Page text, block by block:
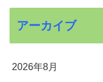
アーカイブ
2026年8月